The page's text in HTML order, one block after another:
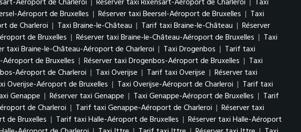
Aéroport de Bruxelles | Réserver taxi Beersel-Aéroport de Bruxelles | Taxi
de Charleroi | Taxi Braine-le-Château | Tarif taxi Braine-le-Château | Réserver
de Bruxelles | Réserver taxi Braine-le-Château-Aéroport de Bruxelles | Taxi
taxi Braine-le-Château-Aéroport de Charleroi | Taxi Drogenbos | Tarif taxi
de Bruxelles | Réserver taxi Drogenbos-Aéroport de Bruxelles | Taxi
Aéroport de Charleroi | Taxi Overijse | Tarif taxi Overijse | Réserver taxi
Overijse-Aéroport de Bruxelles | Taxi Overijse-Aéroport de Charleroi | Tarif taxi
Genappe | Réserver taxi Genappe | Taxi Genappe-Aéroport de Bruxelles | Tarif
de Charleroi | Tarif taxi Genappe-Aéroport de Charleroi | Réserver taxi
de Bruxelles | Tarif taxi Halle-Aéroport de Bruxelles | Réserver taxi Halle-Aéroport